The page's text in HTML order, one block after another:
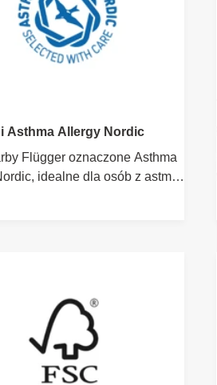
Asthma Allergy Nordic
Flügger oznaczone Asthma
idealne dla osób z astmą